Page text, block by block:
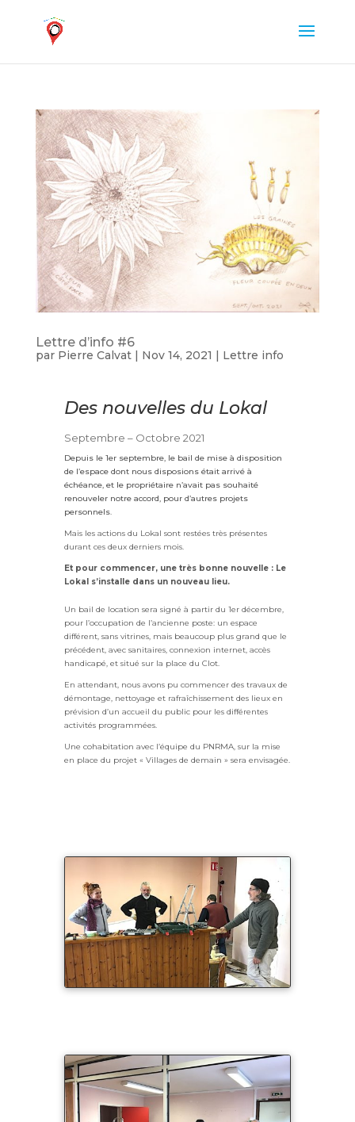
Lettre d’info #6
par Pierre Calvat| Nov 14, 2021 | Lettre info
Des nouvelles du Lokal
Septembre – Octobre 2021
Depuis le 1er septembre, le bail de mise à disposition
de l’espace dont nous disposions était arrivé à
échéance, et le propriétaire n’avait pas souhaité
renouveler notre accord, pour d’autres projets
personnels.
Mais les actions du Lokal sont restées très présentes
durant ces deux derniers mois.
Et pour commencer, une très bonne nouvelle : Le
Lokal s’installe dans un nouveau lieu.
Un bail de location sera signé à partir du 1er décembre,
pour l’occupation de l’ancienne poste: un espace
différent, sans vitrines, mais beaucoup plus grand que le
précédent, avec sanitaires, connexion internet, accès
handicapé, et situé sur la place du Clot.
En attendant, nous avons pu commencer des travaux de
démontage, nettoyage et rafraîchissement des lieux en
prévision d’un accueil du public pour les différentes
activités programmées.
Une cohabitation avec l’équipe du PNRMA, sur la mise
en place du projet « Villages de demain » sera envisagée.